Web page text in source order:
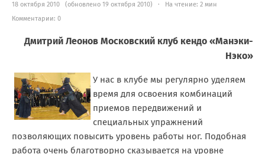
18 октября 2010 (обновлено 19 октября 2010) · На чтение: 2 мин
Комментарии: 0
Дмитрий Леонов Московский клуб кендо «Манэки-
Нэко»
У нас в клубе мы регулярно уделяем
время для освоения комбинаций
приемов передвижений и
специальных упражнений
позволяющих повысить уровень работы ног. Подобная
работа очень благотворно сказывается на уровне